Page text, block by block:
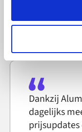
text file that a web
browser settings
functioning of the
on the internet
Lees de case
Dankzij
dagelijks
prijsupdates